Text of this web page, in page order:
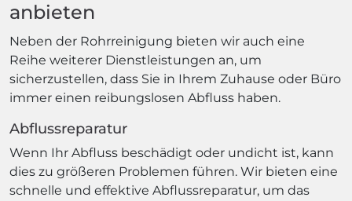
anbieten
Neben der Rohrreinigung bieten wir auch eine
Reihe weiterer Dienstleistungen an, um
sicherzustellen, dass Sie in Ihrem Zuhause oder Büro
immer einen reibungslosen Abfluss haben.
Abflussreparatur
Wenn Ihr Abfluss beschädigt oder undicht ist, kann
dies zu größeren Problemen führen. Wir bieten eine
schnelle und effektive Abflussreparatur, um das